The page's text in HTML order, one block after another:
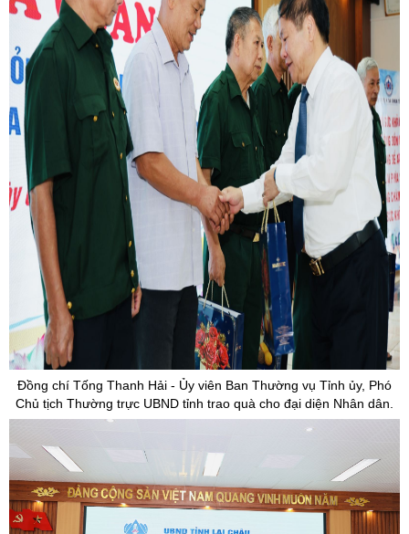
Đồng chí Tống Thanh Hải - Ủy viên Ban Thường vụ Tỉnh ủy, Phó
Chủ tịch Thường trực UBND tỉnh trao quà cho đại diện Nhân dân.